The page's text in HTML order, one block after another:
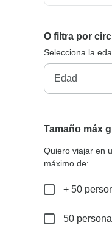
O filtra por
Selecciona la
Tamaño máx
Quiero viajar en
máximo de:
+ 50
50